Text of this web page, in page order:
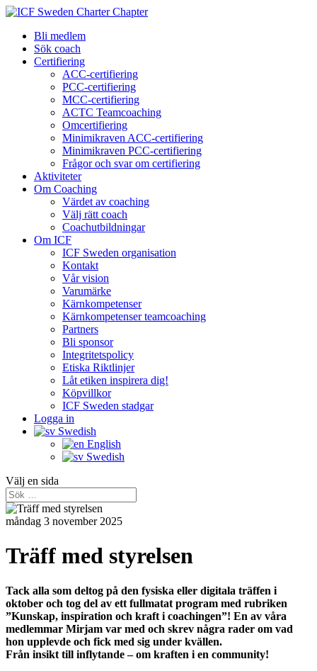
Bli medlem
Sök coach
Certifiering
ACC-certifiering
PCC-certifiering
MCC-certifiering
ACTC Teamcoaching
Omcertifiering
Minimikraven ACC-certifiering
Minimikraven PCC-certifiering
Frågor och svar om certifiering
Aktiviteter
Om Coaching
Värdet av coaching
Välj rätt coach
Coachutbildningar
Om ICF
ICF Sweden organisation
Kontakt
Vår vision
Varumärke
Kärnkompetenser
Kärnkompetenser teamcoaching
Partners
Bli sponsor
Integritetspolicy
Etiska Riktlinjer
Låt etiken inspirera dig!
Köpvillkor
ICF Sweden stadgar
Logga in
Swedish
English
Swedish
Välj en sida
måndag 3 november 2025
Träff med styrelsen
Tack alla som deltog på den fysiska eller digitala träffen i
oktober och tog del av ett fullmatat program med rubriken
”Kunskap, inspiration och kraft i coachingen”! En av våra
medlemmar Mirjam var med och skrev några rader om vad
hon upplevde och fick med sig under kvällen.
Från insikt till inflytande – om kraften i en community!